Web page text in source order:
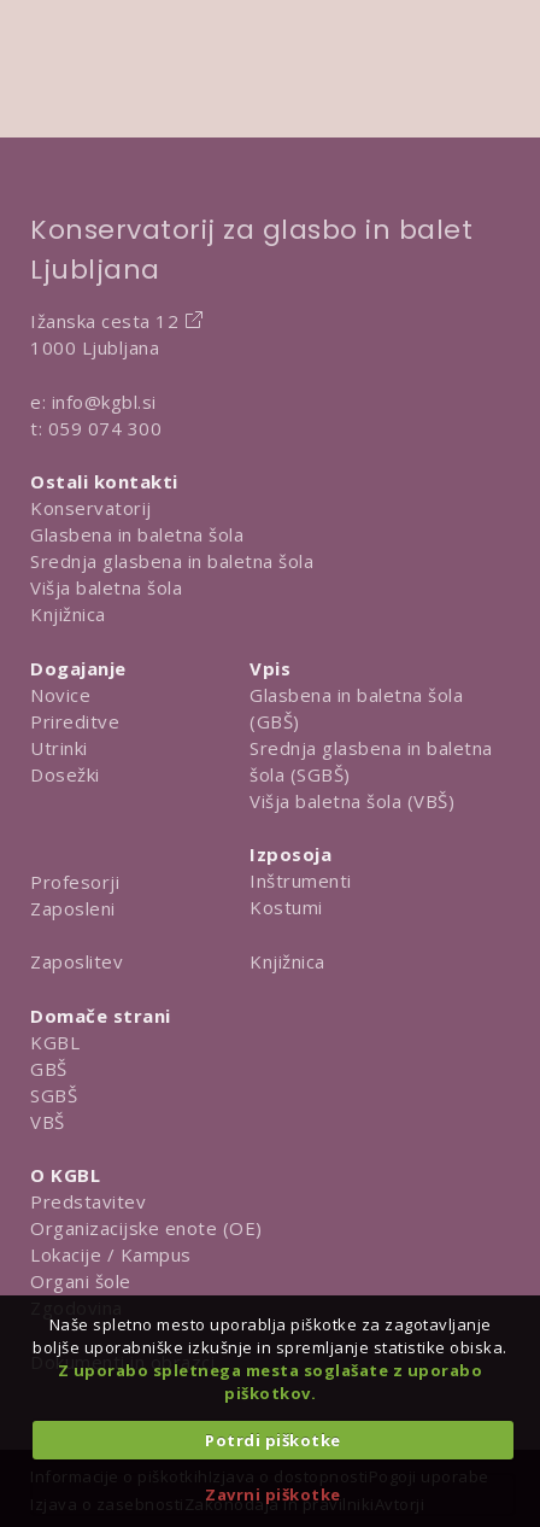
Konservatorij za glasbo in balet
Ljubljana
Ižanska cesta 12
1000 Ljubljana
e: info@kgbl.si
t: 059 074 300
Ostali kontakti
Konservatorij
Glasbena in baletna šola
Srednja glasbena in baletna šola
Višja baletna šola
Knjižnica
Dogajanje
Novice
Prireditve
Utrinki
Dosežki
Profesorji
Zaposleni
Zaposlitev
Vpis
Glasbena in baletna šola
(GBŠ)
Srednja glasbena in baletna
šola (SGBŠ)
Višja baletna šola (VBŠ)
Izposoja
Inštrumenti
Kostumi
Knjižnica
Domače strani
KGBL
GBŠ
SGBŠ
VBŠ
O KGBL
Predstavitev
Organizacijske enote (OE)
Lokacije / Kampus
Organi šole
Dokumenti in obrazci
Informacije o piškotkihIzjava o dostopnostiPogoji uporabe
Izjava o zasebnostiZakonodaja in pravilniki Avtorji
Naše spletno mesto uporablja piškotke za zagotavljanje
boljše uporabniške izkušnje in spremljanje statistike obiska.
Z uporabo spletnega mesta soglašate z uporabo
piškotkov.
Potrdi piškotke
Zavrni piškotke